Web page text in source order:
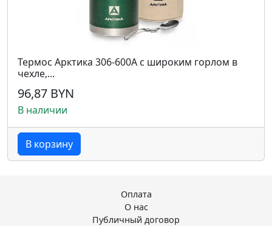
Термос Арктика 306-600A с широким горлом в
чехле,...
96,87 BYN
В наличии
В корзину
Оплата
О нас
Публичный договор